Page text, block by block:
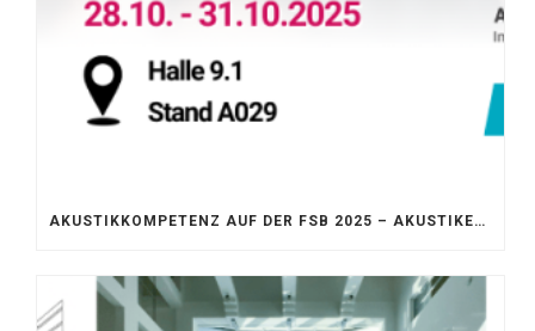
AKUSTIKKOMPETENZ AUF DER FSB 2025 – AKUSTIKELEMENTE FÜR DIE LEBENSRÄUME VON MORGEN